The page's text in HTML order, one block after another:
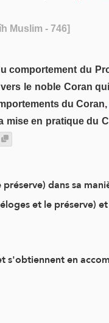
Muslim - 746]
comportement du
le noble Coran
du Coran,
en pratique du
dans sa
et le préserve)
en